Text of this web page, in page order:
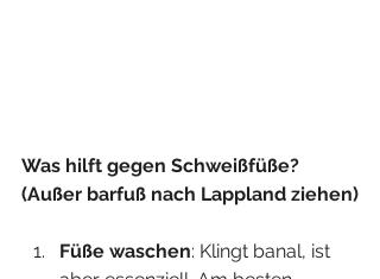
Was hilft gegen Schweißfüße?
(Außer barfuß nach Lappland ziehen)
Füße waschen: Klingt banal, ist